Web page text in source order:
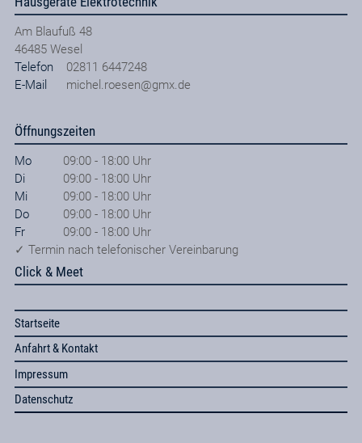
Am Blaufuß 48
46485 Wesel
Telefon
02811 6447248
E-Mail
michel.roesen@gmx.de
Öffnungszeiten
Mo
09:00 - 18:00 Uhr
Di
09:00 - 18:00 Uhr
Mi
09:00 - 18:00 Uhr
Do
09:00 - 18:00 Uhr
Fr
09:00 - 18:00 Uhr
✓ Termin nach telefonischer Vereinbarung
Click & Meet
Startseite
Anfahrt & Kontakt
Impressum
Datenschutz